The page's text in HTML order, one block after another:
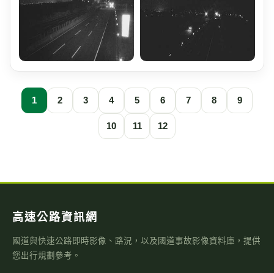
1 2 3 4 5 6 7 8 9
10 11 12
高速公路資訊網
國道與快速公路即時影像、路況，以及國道事故影像資料庫，提供
您出行規劃參考。